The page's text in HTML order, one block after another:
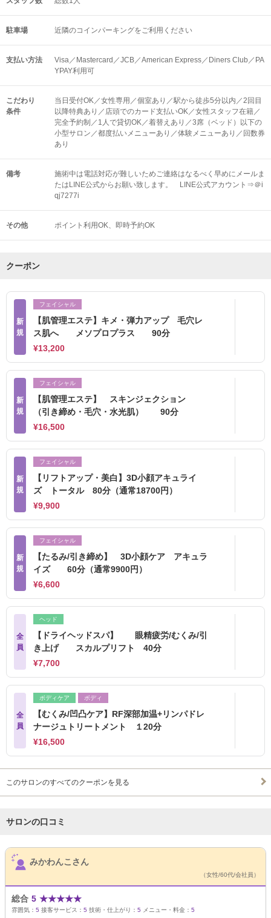
駐車場 近隣のコインパーキングをご利用ください
支払い方法
Visa／Mastercard／JCB／American Express／Diners Club／PA
YPAY利用可
こだわり
条件
当日受付OK／女性専用／個室あり／駅から徒歩5分以内／2回目
以降特典あり／店頭でのカード支払いOK／女性スタッフ在籍／
完全予約制／1人で貸切OK／着替えあり／3席（ベッド）以下の
小型サロン／都度払いメニューあり／体験メニューあり／回数券
あり
備考
施術中は電話対応が難しいためご連絡はなるべく早めにメールま
たはLINE公式からお願い致します。 LINE公式アカウント⇒＠i
qj7277i
その他 ポイント利用OK 即時予約OK
クーポン
新
規
フェイシャル
【肌管理エステ】キメ・弾力アップ 毛穴レ
ス肌へ メソプロプラス 90分
¥13,200
新
規
フェイシャル
【肌管理エステ】 スキンジェクション
（引き締め・毛穴・水光肌） 90分
¥16,500
新
規
フェイシャル
【リフトアップ・美白】3D小顔アキュライ
ズ トータル 80分（通常18700円）
¥9,900
新
規
フェイシャル
【たるみ/引き締め】 3D小顔ケア アキュラ
イズ 60分（通常9900円）
¥6,600
全
員
ヘッド
【ドライヘッドスパ】 眼精疲労/むくみ/引
き上げ スカルプリフト 40分
¥7,700
全
員
ボディケア ボディ
【むくみ/凹凸ケア】RF深部加温+リンパドレ
ナージュトリートメント １20分
¥16,500
このサロンのすべてのクーポンを見る
サロンの口コミ
サロンPick Up
みかわんこさん
（女性/60代/会社員）
総合 5 ★★★★★
雰囲気： 5 接客サービス： 5 技術・仕上がり： 5 メニュー・料金： 5